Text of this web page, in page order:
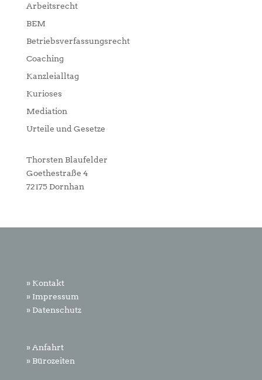
Arbeitsrecht
BEM
Betriebsverfassungsrecht
Coaching
Kanzleialltag
Kurioses
Mediation
Urteile und Gesetze
Thorsten Blaufelder
Goethestraße 4
72175 Dornhan
» Kontakt
» Impressum
» Datenschutz
» Anfahrt
» Bürozeiten